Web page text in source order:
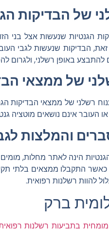
של הבדיקות
הגנטיות שנעשות אצל בני
הבדיקות שנעשות לגבי
להתבצע באופן רשלני, ולגרום
של ממצאי
רשלני של ממצאי הבדיקות
העובר אינם נושאים מוטציה
והמלצות
הינה לאתר מחלות, מומים
התקבלו ממצאים בלתי
להוות רשלנות רפואית.
ברק
מומחית בתביעות רשלנות